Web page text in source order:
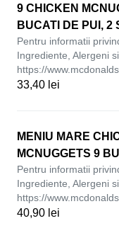
9 CHICKEN
BUCATI DE PUI, 2
Pentru informatii
Ingrediente, Alergeni
https://
33,40 lei
MENIU MARE
MCNUGGETS 9
Pentru informatii
Ingrediente, Alergeni
https://
40,90 lei